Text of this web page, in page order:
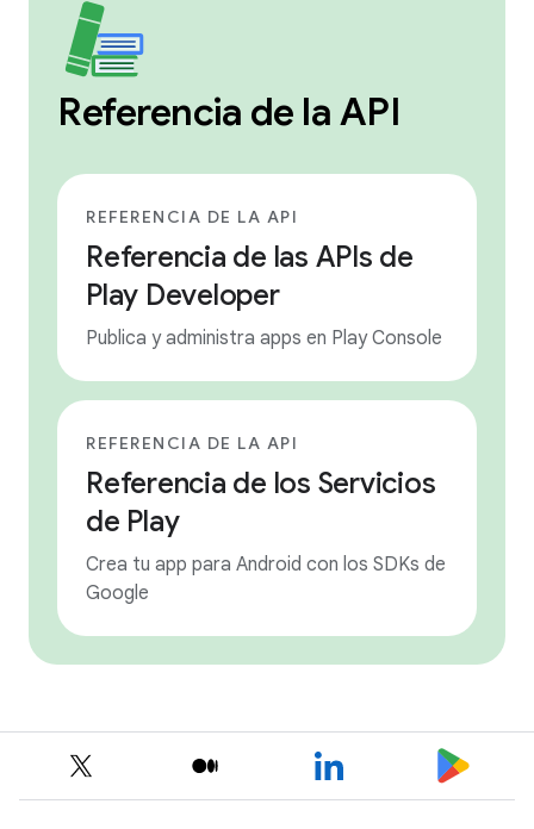
Referencia de la API
REFERENCIA DE LA API
Referencia de las APIs de
Play Developer
Publica y administra apps en Play Console
REFERENCIA DE LA API
Referencia de los Servicios
de Play
Crea tu app para Android con los SDKs de
Google